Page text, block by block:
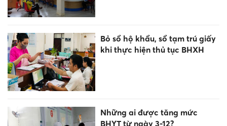
Bỏ sổ hộ khẩu, sổ tạm trú giấy
khi thực hiện thủ tục BHXH
Những ai được tăng mức
BHYT từ ngày 3-12?